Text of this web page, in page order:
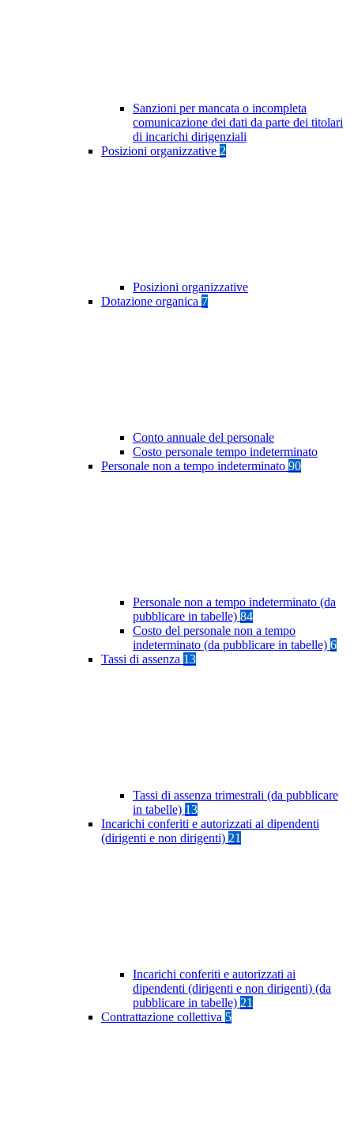
Sanzioni per mancata o incompleta
comunicazione dei dati da parte dei titolari
di incarichi dirigenziali
Posizioni organizzative 2
Posizioni organizzative
Dotazione organica 7
Conto annuale del personale
Costo personale tempo indeterminato
Personale non a tempo indeterminato 90
Personale non a tempo indeterminato (da
pubblicare in tabelle) 84
Costo del personale non a tempo
indeterminato (da pubblicare in tabelle) 6
Tassi di assenza 13
Tassi di assenza trimestrali (da pubblicare
in tabelle) 13
Incarichi conferiti e autorizzati ai dipendenti
(dirigenti e non dirigenti) 21
Incarichi conferiti e autorizzati ai
dipendenti (dirigenti e non dirigenti) (da
pubblicare in tabelle) 21
Contrattazione collettiva 5